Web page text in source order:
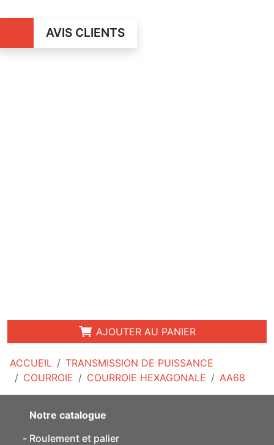
ACCUEIL
TRANSMISSION DE PUISSANCE
COURROIE
COURROIE HEXAGONALE AA68
AVIS CLIENTS
AJOUTER AU PANIER
Notre catalogue
Roulement et palier